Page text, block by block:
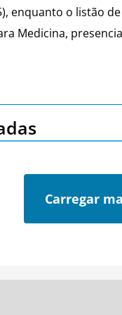
enquanto o listão
Medicina,
Carregar